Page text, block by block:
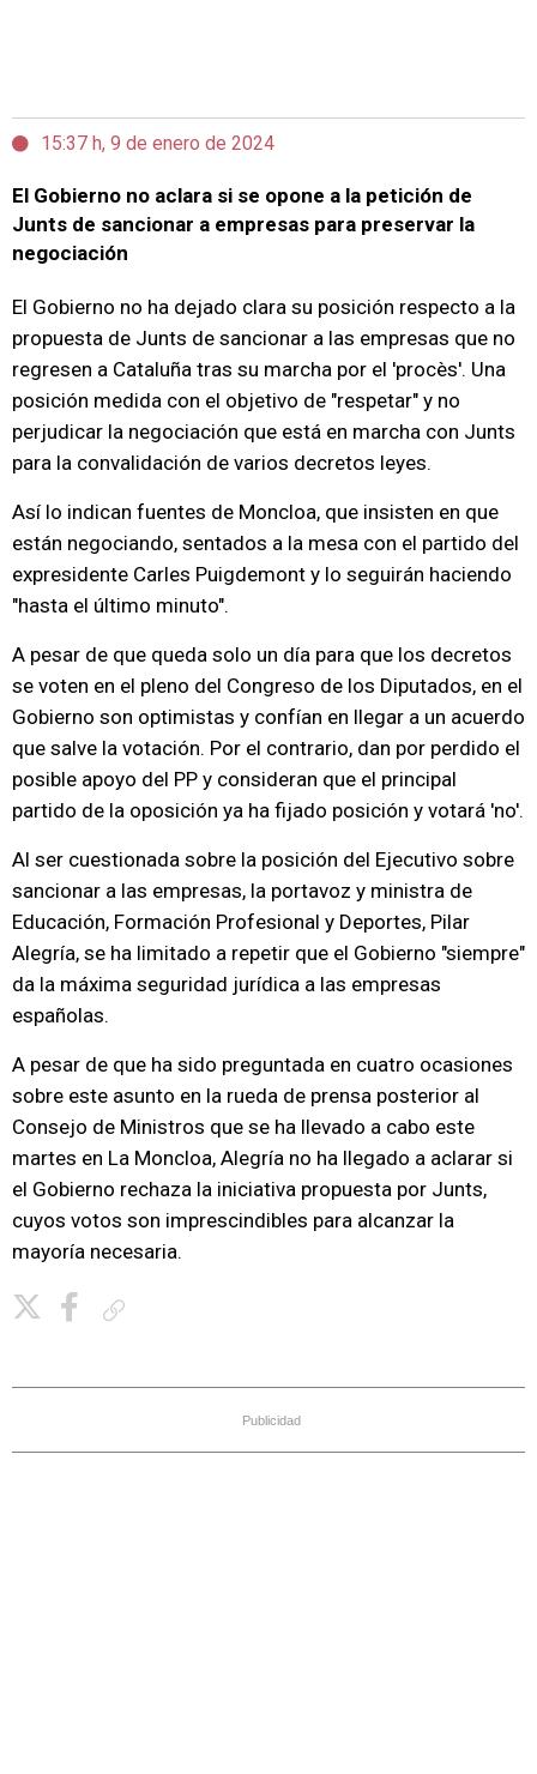
15:37 h, 9 de enero de 2024
El Gobierno no aclara si se opone a la petición de
Junts de sancionar a empresas para preservar la
negociación
El Gobierno no ha dejado clara su posición respecto a la
propuesta de Junts de sancionar a las empresas que no
regresen a Cataluña tras su marcha por el 'procès'. Una
posición medida con el objetivo de "respetar" y no
perjudicar la negociación que está en marcha con Junts
para la convalidación de varios decretos leyes.
Así lo indican fuentes de Moncloa, que insisten en que
están negociando, sentados a la mesa con el partido del
expresidente Carles Puigdemont y lo seguirán haciendo
"hasta el último minuto".
A pesar de que queda solo un día para que los decretos
se voten en el pleno del Congreso de los Diputados, en el
Gobierno son optimistas y confían en llegar a un acuerdo
que salve la votación. Por el contrario, dan por perdido el
posible apoyo del PP y consideran que el principal
partido de la oposición ya ha fijado posición y votará 'no'.
Al ser cuestionada sobre la posición del Ejecutivo sobre
sancionar a las empresas, la portavoz y ministra de
Educación, Formación Profesional y Deportes, Pilar
Alegría, se ha limitado a repetir que el Gobierno "siempre"
da la máxima seguridad jurídica a las empresas
españolas.
A pesar de que ha sido preguntada en cuatro ocasiones
sobre este asunto en la rueda de prensa posterior al
Consejo de Ministros que se ha llevado a cabo este
martes en La Moncloa, Alegría no ha llegado a aclarar si
el Gobierno rechaza la iniciativa propuesta por Junts,
cuyos votos son imprescindibles para alcanzar la
mayoría necesaria.
Publicidad